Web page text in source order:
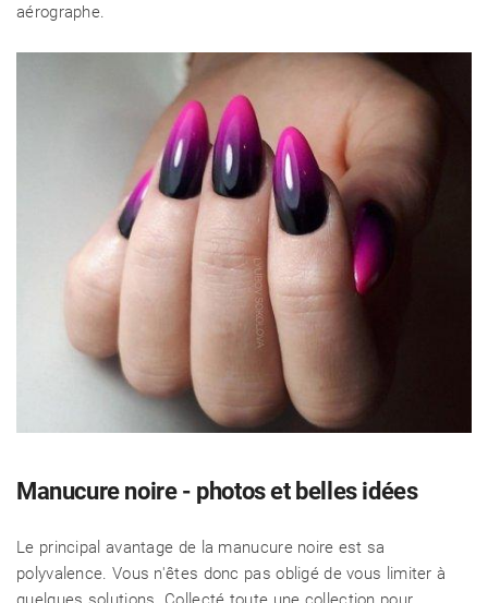
aérographe.
Manucure noire - photos et belles idées
Le principal avantage de la manucure noire est sa
polyvalence. Vous n'êtes donc pas obligé de vous limiter à